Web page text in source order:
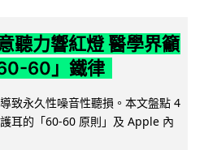
聽力響紅燈 醫學界籲
60」鐵律
致永久性噪音性聽損。本文盤點 4
耳的「60-60 原則」及 Apple 內